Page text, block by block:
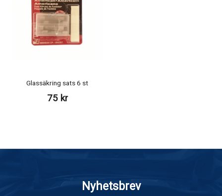
Glassäkring sats 6 st
75 kr
Nyhetsbrev